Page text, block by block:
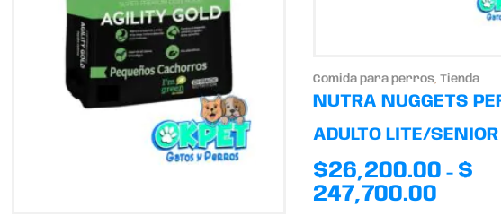
Comida para perros, Tienda
NUTRA NUGGETS
ADULTO LITE/SENIOR
$26,200.00 - $
247,700.00